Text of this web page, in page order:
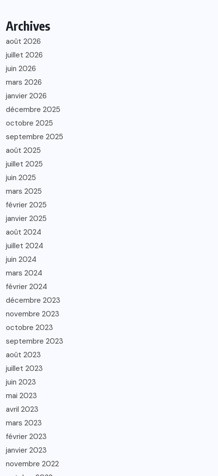
Archives
août 2026
juillet 2026
juin 2026
mars 2026
janvier 2026
décembre 2025
octobre 2025
septembre 2025
août 2025
juillet 2025
juin 2025
mars 2025
février 2025
janvier 2025
août 2024
juillet 2024
juin 2024
mars 2024
février 2024
décembre 2023
novembre 2023
octobre 2023
septembre 2023
août 2023
juillet 2023
juin 2023
mai 2023
avril 2023
mars 2023
février 2023
janvier 2023
novembre 2022